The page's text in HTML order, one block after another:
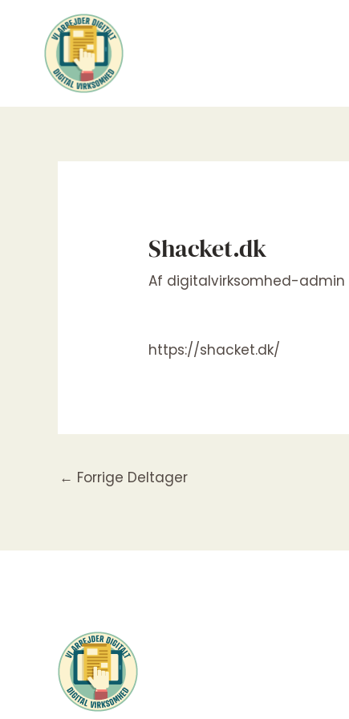
indholdet
Shacket.dk
Af digitalvirksomhed-admin
https://shacket.dk/
← Forrige Deltager